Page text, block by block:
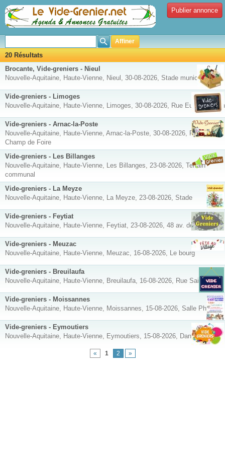
Publier annonce
Affiner
20 Résultats
Brocante, Vide-greniers - Nieul
Nouvelle-Aquitaine, Haute-Vienne, Nieul, 30-08-2026, Stade municipal
Vide-greniers - Limoges
Nouvelle-Aquitaine, Haute-Vienne, Limoges, 30-08-2026, Rue Eugène Varlin
Vide-greniers - Arnac-la-Poste
Nouvelle-Aquitaine, Haute-Vienne, Arnac-la-Poste, 30-08-2026, Place
Champ de Foire
Vide-greniers - Les Billanges
Nouvelle-Aquitaine, Haute-Vienne, Les Billanges, 23-08-2026, Terrain
communal
Vide-greniers - La Meyze
Nouvelle-Aquitaine, Haute-Vienne, La Meyze, 23-08-2026, Stade
Vide-greniers - Feytiat
Nouvelle-Aquitaine, Haute-Vienne, Feytiat, 23-08-2026, 48 av. des vanniers
Vide-greniers - Meuzac
Nouvelle-Aquitaine, Haute-Vienne, Meuzac, 16-08-2026, Le bourg
Vide-greniers - Breuilaufa
Nouvelle-Aquitaine, Haute-Vienne, Breuilaufa, 16-08-2026, Rue Saint Jean
Vide-greniers - Moissannes
Nouvelle-Aquitaine, Haute-Vienne, Moissannes, 15-08-2026, Salle Phénix
Vide-greniers - Eymoutiers
Nouvelle-Aquitaine, Haute-Vienne, Eymoutiers, 15-08-2026, Dans le bourg
« 1 2 »